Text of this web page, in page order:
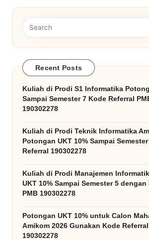
Recent Posts
Kuliah di Prodi S1 Informatika
Sampai Semester 7 Kode Referral
190302278
Kuliah di Prodi Teknik Informatika
Potongan UKT 10% Sampai
Referral 190302278
Kuliah di Prodi Manajemen
UKT 10% Sampai Semester 5 dengan
PMB 190302278
Potongan UKT 10% untuk Calon
Amikom 2026 Gunakan Kode
190302278